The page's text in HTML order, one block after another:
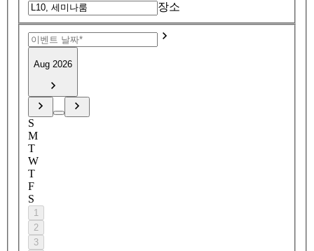
장소
Aug 2026
S
M
T
W
T
F
S
1
2
3